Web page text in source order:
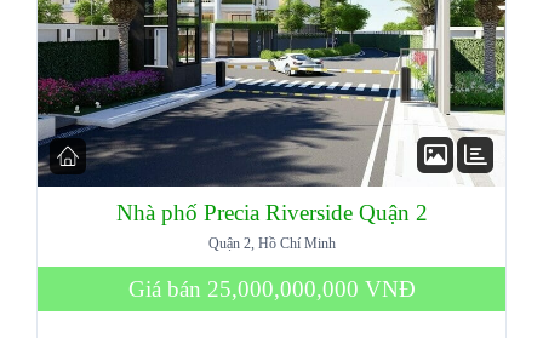
Nhà phố Precia Riverside Quận 2
Quận 2, Hồ Chí Minh
Giá bán 25,000,000,000 VNĐ